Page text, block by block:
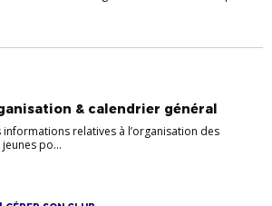
& calendrier général
informations relatives à l’organisation des
po...